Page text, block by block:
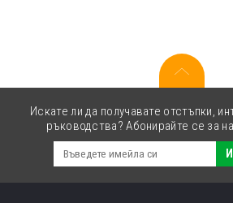
Искате ли да получавате отстъпки,
ръководства? Абонирайте се за